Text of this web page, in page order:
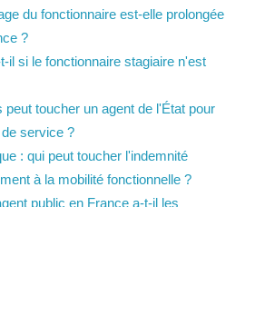
du fonctionnaire est-elle
d'absence ?
il si le fonctionnaire stagiaire n'est
peut toucher un agent de l'État
de service ?
: qui peut toucher l'indemnité
à la mobilité fonctionnelle ?
public en France a-t-il les